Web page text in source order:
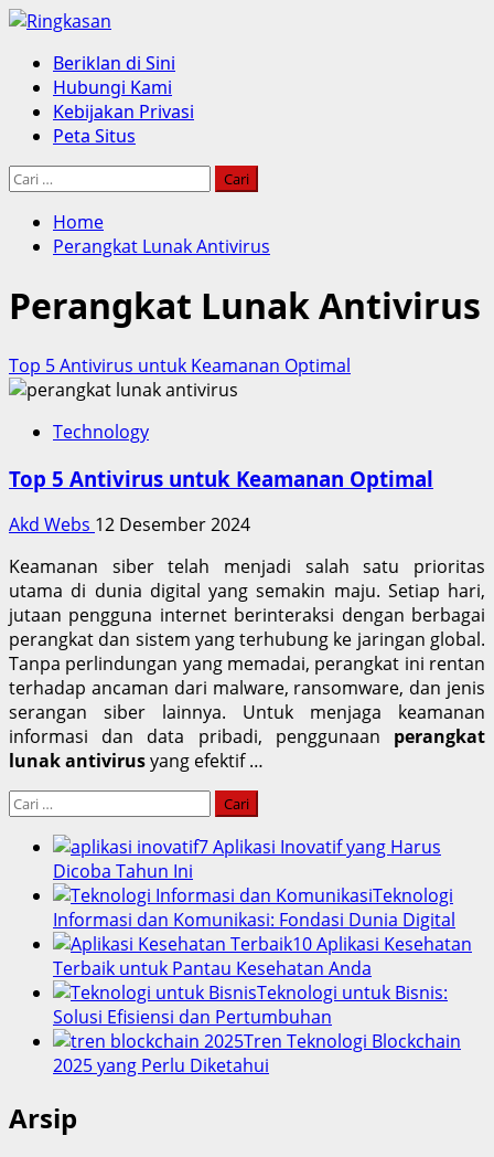
Skip
content
Primary
Menu
Beriklan di Sini
Hubungi Kami
Kebijakan Privasi
Peta Situs
Cari
Home
Perangkat Lunak Antivirus
Perangkat Lunak Antivirus
Top 5 Antivirus untuk Keamanan Optimal
Technology
Top 5 Antivirus untuk Keamanan Optimal
Akd Webs 12 Desember 2024
Keamanan siber telah menjadi salah satu prioritas
utama di dunia digital yang semakin maju. Setiap hari,
jutaan pengguna internet berinteraksi dengan berbagai
perangkat dan sistem yang terhubung ke jaringan global.
Tanpa perlindungan yang memadai, perangkat ini rentan
terhadap ancaman dari malware, ransomware, dan jenis
serangan siber lainnya. Untuk menjaga keamanan
informasi dan data pribadi, penggunaan perangkat
lunak antivirusyang efektif …
Cari
7 Aplikasi Inovatif yang Harus
Dicoba Tahun Ini
Teknologi
Informasi dan Komunikasi: Fondasi Dunia Digital
10 Aplikasi Kesehatan
Terbaik untuk Pantau Kesehatan Anda
Teknologi untuk Bisnis:
Solusi Efisiensi dan Pertumbuhan
Tren Teknologi Blockchain
2025 yang Perlu Diketahui
Arsip